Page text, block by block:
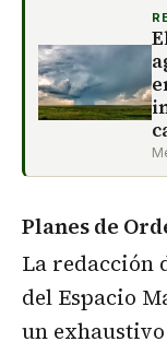
Planes de
La redacción
del Espacio
un